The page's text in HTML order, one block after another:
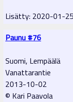
Lisätty: 2020-01-
Paunu #76
Suomi, Lempäälä
Vanattarantie
2013-10-02
© Kari Paavola